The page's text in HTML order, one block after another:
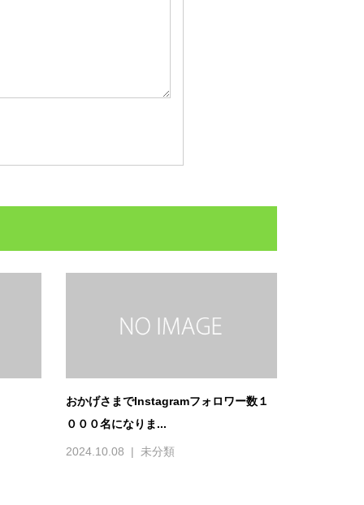
おかげさまでInstagramフォロワー数１
０００名になりま...
2024.10.08 未分類